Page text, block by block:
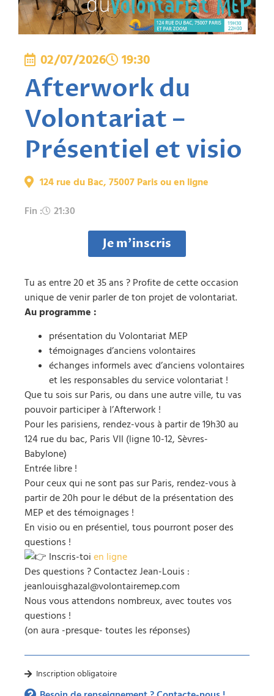
02/07/2026 19:30
Afterwork du
Volontariat –
Présentiel et visio
124 rue du Bac, 75007 Paris ou en ligne
Fin : 21:30
Je m'inscris
Tu as entre 20 et 35 ans ? Profite de cette occasion
unique de venir parler de ton projet de volontariat.
Au programme :
présentation du Volontariat MEP
témoignages d’anciens volontaires
échanges informels avec d’anciens volontaires
et les responsables du service volontariat !
Que tu sois sur Paris, ou dans une autre ville, tu vas
pouvoir participer à l’Afterwork !
Pour les parisiens, rendez-vous à partir de 19h30 au
124 rue du bac, Paris VII (ligne 10-12, Sèvres-
Babylone)
Entrée libre !
Pour ceux qui ne sont pas sur Paris, rendez-vous à
partir de 20h pour le début de la présentation des
MEP et des témoignages !
En visio ou en présentiel, tous pourront poser des
questions !
Inscris-toi en ligne
Des questions ? Contactez Jean-Louis :
jeanlouisghazal@volontairemep.com
Nous vous attendons nombreux, avec toutes vos
questions !
(on aura -presque- toutes les réponses)
Inscription obligatoire